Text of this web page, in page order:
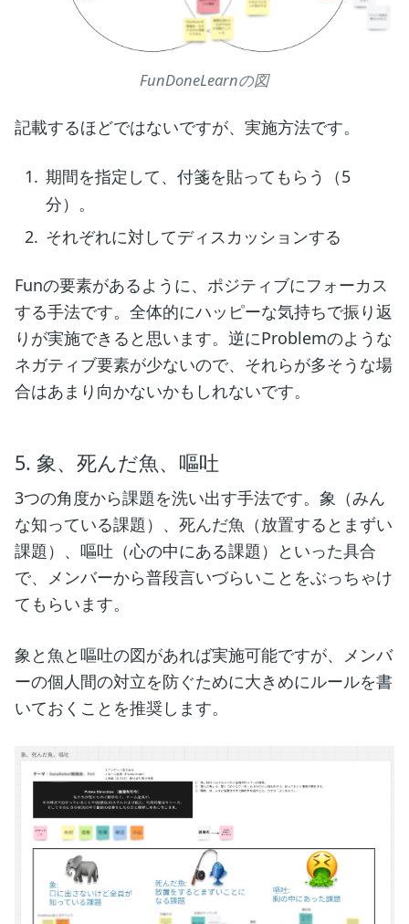
FunDoneLearnの図
記載するほどではないですが、実施方法です。
期間を指定して、付箋を貼ってもらう（5
分）。
それぞれに対してディスカッションする
Funの要素があるように、ポジティブにフォーカス
する手法です。全体的にハッピーな気持ちで振り返
りが実施できると思います。逆にProblemのような
ネガティブ要素が少ないので、それらが多そうな場
合はあまり向かないかもしれないです。
5. 象、死んだ魚、嘔吐
3つの角度から課題を洗い出す手法です。象（みん
な知っている課題）、死んだ魚（放置するとまずい
課題）、嘔吐（心の中にある課題）といった具合
で、メンバーから普段言いづらいことをぶっちゃけ
てもらいます。
象と魚と嘔吐の図があれば実施可能ですが、メンバ
ーの個人間の対立を防ぐために大きめにルールを書
いておくことを推奨します。